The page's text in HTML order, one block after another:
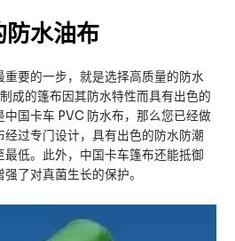
防水油布
要的一步，就是选择高质量的防水
成的篷布因其防水特性而具有出色的
中国卡车 PVC 防水布，那么您已经做
过专门设计，具有出色的防水防潮
低。此外，中国卡车篷布还能抵御
了对真菌生长的保护。